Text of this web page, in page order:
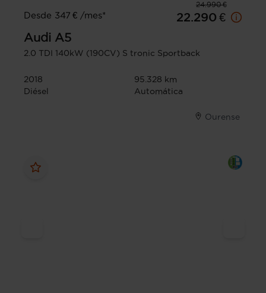
24.990 €
Desde 347 € /mes*
22.290 €
Audi A5
2.0 TDI 140kW (190CV) S tronic Sportback
2018
95.328 km
Diésel
Automática
Ourense